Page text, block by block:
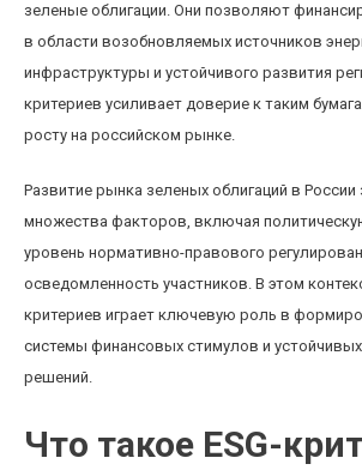
зеленые облигации. Они позволяют
в области возобновляемых источников
инфраструктуры и устойчивого развития
критериев усиливает доверие к таким
росту на российском рынке.
Развитие рынка зеленых облигаций в России
множества факторов, включая
уровень нормативно-правового
осведомленность участников. В этом
критериев играет ключевую роль в
системы финансовых стимулов и
решений.
Что такое ESG-